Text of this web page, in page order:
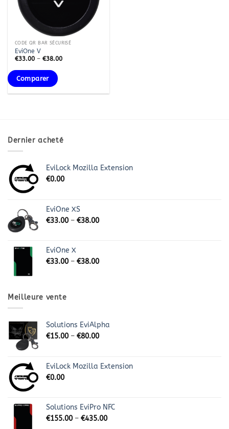
CODE QR BAR SÉCURISÉ
EviOne V
€33.00– €38.00
Comparer
Dernier acheté
EviLock Mozilla Extension
€0.00
EviOne XS
€33.00– €38.00
EviOne X
€33.00– €38.00
Meilleure vente
Solutions EviAlpha
€15.00– €80.00
EviLock Mozilla Extension
€0.00
Solutions EviPro NFC
€155.00– €435.00